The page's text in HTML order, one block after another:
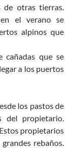
de otras tierras.
el verano se
alpinos que
cañadas que se
a los puertos
los pastos de
del propietario.
propietarios
rebaños.